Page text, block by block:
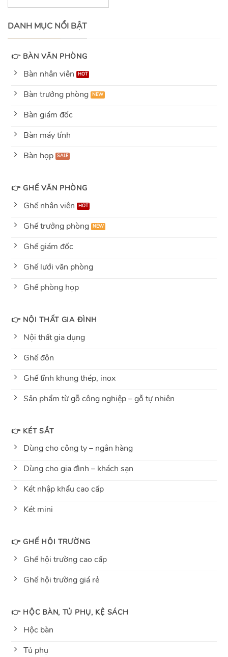
of
DANH MỤC NỔI BẬT
👉 BÀN VĂN PHÒNG
Bàn nhân viên
Bàn trưởng phòng
Bàn giám đốc
Bàn máy tính
Bàn họp
👉 GHẾ VĂN PHÒNG
Ghế nhân viên
Ghế trưởng phòng
Ghế giám đốc
Ghế lưới văn phòng
Ghế phòng họp
👉 NỘI THẤT GIA ĐÌNH
Nội thất gia dụng
Ghế đôn
Ghế tĩnh khung thép, inox
Sản phẩm từ gỗ công nghiệp – gỗ tự nhiên
👉 KÉT SẮT
Dùng cho công ty – ngân hàng
Dùng cho gia đình – khách sạn
Két nhập khẩu cao cấp
Két mini
👉 GHẾ HỘI TRƯỜNG
Ghế hội trường cao cấp
Ghế hội trường giá rẻ
👉 HỘC BÀN, TỦ PHỤ, KỆ SÁCH
Hộc bàn
Tủ phụ